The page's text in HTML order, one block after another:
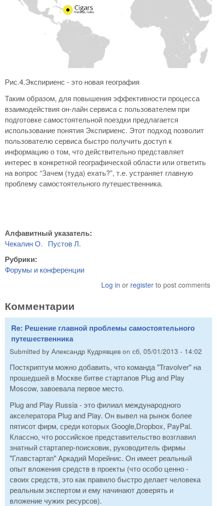
Рис.4.Экспириенс - это новая география
Таким образом, для повышения эффективности процесса
взаимодействия он-лайн сервиса с пользователем при
подготовке самостоятельной поездки предлагается
использование понятия Экспириенс. Этот подход позволит
пользователю сервиса быстро получить доступ к
информацию о том, что действительно представляет
интерес в конкретной географической области или ответить
на вопрос “Зачем (туда) ехать?”, т.е. устраняет главную
проблему самостоятельного путешественника.
Алфавитный указатель:
Чекалин О. Пустов Л.
Рубрики:
Форумы и конференции
Log in or register to post comments
Комментарии
Re: Решение главной проблемы самостоятельного
путешественника
Submitted by Александр Кудрявцев on сб, 05/01/2013 - 14:02
Посткриптум можно добавить, что команда "Travolver" на
прошедшей в Москве битве стартапов Plug and Play
Moscow, завоевала первое место.
Plug and Play Russia - это филиал международного
акселератора Plug and Play. Он вывел на рынок более
пятисот фирм, среди которых Google,Dropbox, PayPal.
Классно, что российское представительство возглавил
знатный стартапер-поисковик, руководитель фирмы
"Главстартап" Аркадий Морейнис. Он имеет реальный
опыт вложения средств в проекты (что особо ценно -
своих средств, это как правило быстро делает человека
реальным экспертом и ему начинают доверять и
вложение чужих ресурсов).